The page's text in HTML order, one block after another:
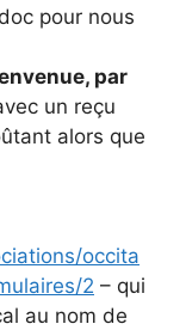
pour nous
par
un reçu
alors que
occita
2 – qui
au nom de